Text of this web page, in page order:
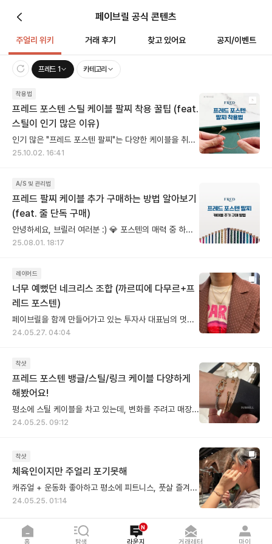
페이브릴 공식 콘텐츠
주얼리 위키 거래 후기 찾고 있어요 공지/이벤트
프레드 1 카테고리
착용법
프레드 포스텐 스틸 케이블 팔찌 착용 꿀팁 (feat.
스틸이 인기 많은 이유)
인기 많은 "프레드 포스텐 팔찌"는 다양한 케이블을 취향에 맞게 골라 착용하는 재미가 있죠! 케이블 중 기본으로 많이 구매 하시는 것이 바로 와이어 소재의 "스틸 케이블" 인데요. 스틸 케이블은 단단한 와이어 소재에 실버 색상으로 어느 착장에나 무난하게 잘 어울리고, 땀과 물에도 강해 데일리로 착용하기 너무 좋습니다. 그야 말로 문신템 😎 케이블을 구매한 처음 상태에서는 일자로 쭉 뻗어있어요. 이 상태로는 혼자 착용하기 쉽지 않아요. 하지만 케이블을 동그랗게 말아 손목에 맞게 길들이면 착용하기가 훨씬 편해집니다. 모양을 잡아두면, 금세 내 손목 맞춤형으로 변해요! [착용팁] 1. 뻣뻣한 스틸 케이블을 동그랗게 말아 내 손목 쉐잎으로 만든다 2. 버클을 중간에 두고 손목에 감싼 뒤 버클을 덮고 캡을 닫아 마무리 소소한 팁이지만, 이렇게 사용하면 만족도가 확 달라집니다 🙌 [자주 묻는 질문] Q. 프레드 팔찌 케이블 사이즈는 어떻게 확인하나요? A. 케이블 엔드 캡에 사이즈가 적혀 있어요. ✔ 착용 꿀팁 정리 - 케이블은 모양 잡아 길들여서 사용하기 - 사이즈는 케이블 탈착 부분의 앤드캡 단면에서 확인 가능
25.10.02. 16:41
A/S 및 관리법
프레드 팔찌 케이블 추가 구매하는 방법 알아보기
(feat. 줄 단독 구매)
안녕하세요, 브릴러 여러분 :) 💎 포스텐의 매력 중 하나는 케이블을 자유롭게 바꿔 스타일링할 수 있다는 점, 바로 ‘줄질’의 즐거움이 아닐까요? 오늘은 포스텐 팔찌 케이블 구매 방법을 다루어 볼 거예요. 🙌 다만 케이블만 따로 구매하려면 몇 가지 조건이 있다는 점, 꼭 알아두셔야 해요. 🛍️ 매장에서 구매할 경우 ✔️실물 버클 지참이 필수! 시리얼 넘버 확인을 위해 꼭 가지고 가셔야 해요. 보증서가 있다면 더 빠른 조회가 가능하니 함께 챙겨가면 좋아요. 🛍️ 온라인에서 구매할 경우 ✔️버클의 시리얼 넘버만 알고 있다면 구매 가능! 공식 온라인몰이나 카카오톡 선물하기에서도 간편하게 케이블을 구매할 수 있어요. ___________________________________________________ 💬 자주 묻는 질문 (FAQ) Q. 구매 이력 없어도 살 수 있나요? ㄴ 네! 실물 버클만 있으면 구매 이력이 없더라도 케이블 구매가 가능합니다. Q. 보증서는 꼭 필요한가요? ㄴ 있으면 더 좋지만, 없어도 실물 버클만 있으면 OK! 🏖️ 무더운 올여름, 쨍한 색감의 케이블로 기분전환 어떠세요? 케이블만 바꿨는데 손목 분위기가 확-! 달라질거에요. 😉
25.08.01. 18:17
레이어드
너무 예뻤던 네크리스 조합 (까르띠에 다무르+프
레드 포스텐)
페이브릴을 함께 만들어가고 있는 투자사 대표님의 멋진 착샷을 공유합니다 (저희는 VC 투자를 받아 운영되고 있는 IT스타트업 이에요) 헤비 유저이시기도 한 대표님은 페이브릴에서 맘에 드는 아이템들을 종종 구매해주고 계신데요🫶 까르띠에 다무르 XS를 먼저 구매하셨고 이후에 프레드 포스텐 네크리스를 들이셨는데...요렇게 레이어드해서 착용하시려고 했다는 이야기를 듣고 센스 대박이다 싶었지모에요! 사실 다무르는 어느 브랜드의 제품과 함께 착용해도 좋을 아이템이라는 생각은 하고 있었는데 포스텐과의 조합이 이렇게 예쁠줄이야😍 착용샷의 아이템은 둘다 옐골 입니다, 구매 고려하시는 분들 색상 고민에 참고되셨으면 좋겠습니다 대표님의 예쁜 주얼리 연출들 라운지에 자주 자주 올려볼게요!
24.05.27. 04:04
착샷
프레드 포스텐 뱅글/스틸/링크 케이블 다양하게
해봤어요!
평소에 스틸 케이블을 차고 있는데, 변화를 주려고 매장에 들렀어요 두번째 사진은 뱅글이고, 더 세련되고 군더더기 없이 깔끔했어요 뱅글은 버클없이 케이블로만 착용할 수 있다고 매장 매니저님 설명해주셨어요(오호?) 그리고 링크 케이블로도 바꿔 껴봤어요 링크는 좀 더 격식있는 자리에 어울리는 것 같은데 전 요게 생각보다 확 감기더라고요 프레드 포스텐은 줄만 바꿔도 분위기가 확확 달라지니 한가지 케이블만 계속 해왔다면 요렇게 아예 다른 타입으로 스타일을 바꾸거나 케이블 색상을 바꿔보는 것 추천해요! (tmi) 첫번째 사진에 체인은 프레드 링크 케이블이 아니라 원래 착용하고 있던 다른 제 체인 팔찌에요
24.05.25. 09:12
착샷
체육인이지만 주얼리 포기못해
캐쥬얼 + 운동화 좋아하고 평소에 피트니스, 풋살 즐겨해요 활동성 많고 운동 좋아하는 사람들은 아무래도 악세사리 제약이 있는데 프레드 포스텐 만한 게 없더라구요~ 그래서 운동 선수들이 포스텐 많이들 착용하시는 것 같아요 해보니 알겠더라는... 요거 하나면 레깅스에 탑입고 돌아다녀도 패션 완성되는 느낌이에요
24.05.25. 01:14
홈 탐색
N
라운지 거래레터 마이